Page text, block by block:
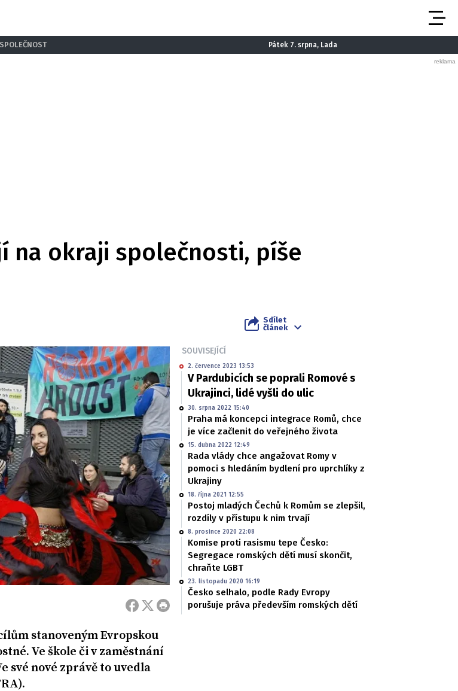
SPOLEČNOST Pátek 7. srpna, Lada
na okraji společnosti, píše
Sdílet
článek
stanoveným Evropskou
Ve škole či v zaměstnání
své nové zprávě to uvedla
SOUVISEJÍCÍ
2. července 2023 13:53
V Pardubicích se poprali Romové s
Ukrajinci, lidé vyšli do ulic
30. srpna 2022 15:40
Praha má koncepci integrace Romů, chce
je více začlenit do veřejného života
15. dubna 2022 12:49
Rada vlády chce angažovat Romy v
pomoci s hledáním bydlení pro uprchlíky z
Ukrajiny
18. října 2021 12:55
Postoj mladých Čechů k Romům se zlepšil,
rozdíly v přístupu k nim trvají
8. prosince 2020 22:08
Komise proti rasismu tepe Česko:
Segregace romských dětí musí skončit,
chraňte LGBT
23. listopadu 2020 16:19
Česko selhalo, podle Rady Evropy
porušuje práva především romských dětí